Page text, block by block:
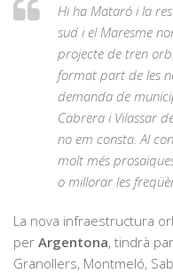
Hi ha Mataró i la
sud i el Maresme
projecte de tren
format part de les
demanda de
Cabrera i Vilassar
no em consta. Al
molt més
o millorar les
La nova infraestructura
per Argentona, tindrà
Granollers, Montmeló,